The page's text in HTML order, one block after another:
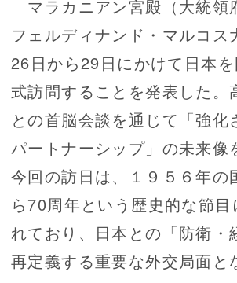
マラカニアン宮殿（大統領
フェルディナンド・マルコス
26日から29日にかけて日本
式訪問することを発表した。
との首脳会談を通じて「強化
パートナーシップ」の未来像
今回の訪日は、１９５６年の
ら70周年という歴史的な節目
れており、日本との「防衛・
再定義する重要な外交局面と